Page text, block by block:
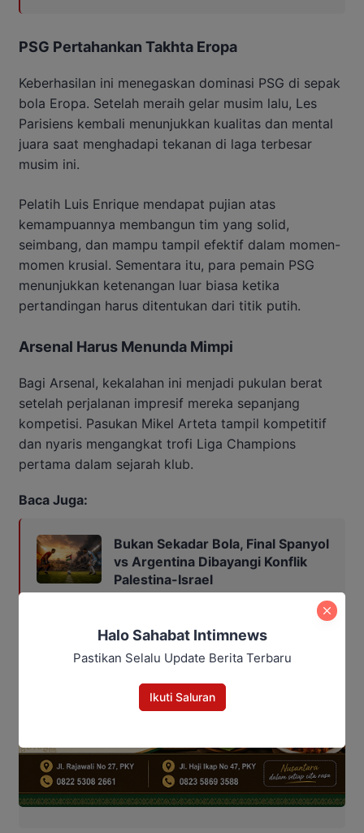
PSG Pertahankan Takhta Eropa
Keberhasilan ini menegaskan dominasi PSG di sepak
bola Eropa. Setelah meraih gelar musim lalu, Les
Parisiens kembali menunjukkan kualitas dan mental
juara saat menghadapi tekanan di laga terbesar
musim ini.
Pelatih Luis Enrique mendapat pujian atas
kemampuannya membangun tim yang solid,
seimbang, dan mampu tampil efektif dalam momen-
momen krusial. Sementara itu, para pemain PSG
menunjukkan ketenangan luar biasa ketika
pertandingan harus ditentukan dari titik putih.
Arsenal Harus Menunda Mimpi
Bagi Arsenal, kekalahan ini menjadi pukulan berat
setelah perjalanan impresif mereka sepanjang
kompetisi. Pasukan Mikel Arteta tampil kompetitif
dan nyaris mengangkat trofi Liga Champions
pertama dalam sejarah klub.
Baca Juga:
Bukan Sekadar Bola, Final Spanyol
vs Argentina Dibayangi Konflik
Palestina-Israel
Halo Sahabat Intimnews
Pastikan Selalu Update Berita Terbaru
Ikuti Saluran